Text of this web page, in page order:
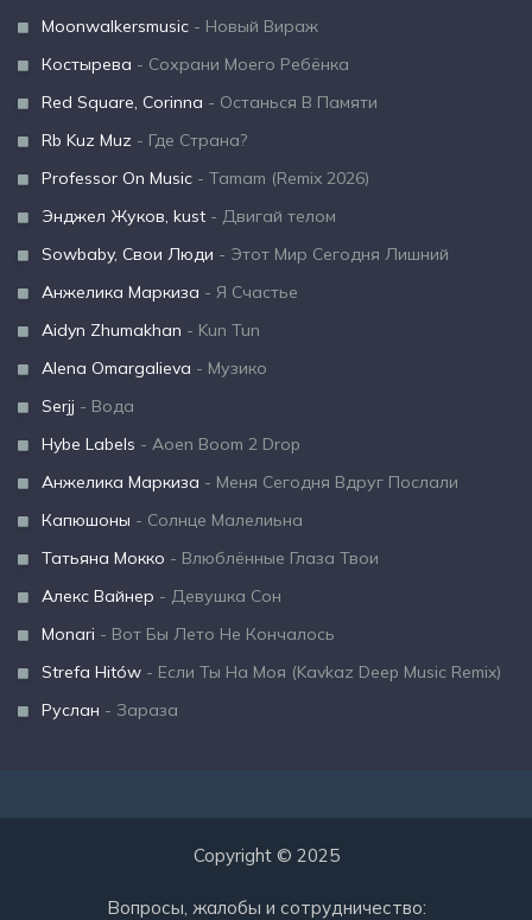
Moonwalkersmusic - Новый Вираж
Костырева - Сохрани Моего Ребёнка
Red Square, Corinna - Останься В Памяти
Rb Kuz Muz - Где Страна?
Professor On Music - Tamam (Remix 2026)
Энджел Жуков, kust - Двигай телом
Sowbaby, Свои Люди - Этот Мир Сегодня Лишний
Анжелика Маркиза - Я Счастье
Aidyn Zhumakhan - Kun Tun
Alena Omargalieva - Музико
Serjj - Вода
Hybe Labels - Aoen Boom 2 Drop
Анжелика Маркиза - Меня Сегодня Вдруг Послали
Капюшоны - Солнце Малелиьна
Татьяна Мокко - Влюблённые Глаза Твои
Алекс Вайнер - Девушка Сон
Monari - Вот Бы Лето Не Кончалось
Strefa Hitów - Если Ты На Моя (Kavkaz Deep Music Remix)
Руслан - Зараза
Copyright © 2025
Вопросы, жалобы и сотрудничество: